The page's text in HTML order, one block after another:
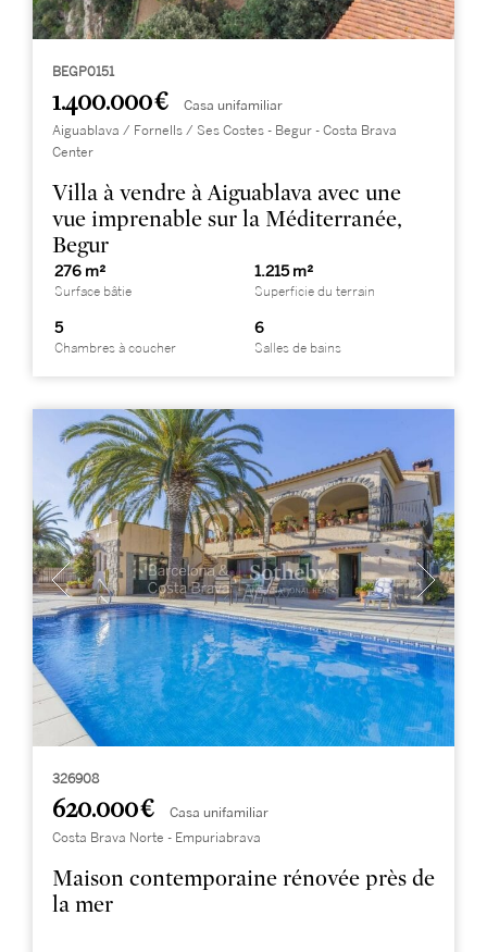
BEGP0151
1.400.000 € Casa unifamiliar
Aiguablava / Fornells / Ses Costes - Begur - Costa Brava
Center
Villa à vendre à Aiguablava avec une
vue imprenable sur la Méditerranée,
Begur
276 m²
Surface bâtie
1.215 m²
Superficie du terrain
5
Chambres à coucher
6
Salles de bains
326908
620.000 € Casa unifamiliar
Costa Brava Norte - Empuriabrava
Maison contemporaine rénovée près de
la mer